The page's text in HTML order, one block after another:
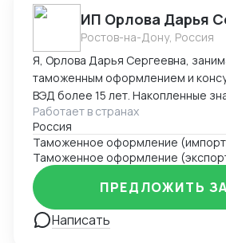
ИП Орлова Дарья
Ростов-на-Дону, Россия
Я, Орлова Дарья Сергеевна,
таможенным оформлением и
ВЭД более 15 лет. Накопленные
оформления импортируемых и
грузов участников ВЭД позволяют проводить
таможенное оформление в
избежать досадных ошибок,
сэкономить ваши ресурсы! Успешный опыт
долгосрочных партнерских
компаниями – позволил
Работает в странах
Россия
Таможенное оформление
Таможенное оформление
Написать
ПРЕДЛОЖИТЬ